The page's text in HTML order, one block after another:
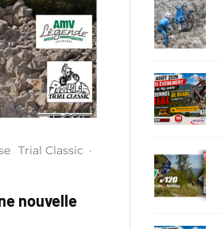
Trial Classic ·
nouvelle